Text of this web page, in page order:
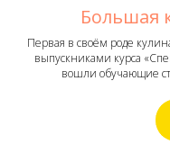
Большая
Первая в своём роде
выпускниками курса
вошли обучающие